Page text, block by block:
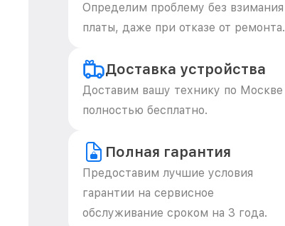
Определим проблему без взимания
платы, даже при отказе от ремонта.
Доставка устройства
Доставим вашу технику по Москве
полностью бесплатно.
Полная гарантия
Предоставим лучшие условия
гарантии на сервисное
обслуживание сроком на 3 года.